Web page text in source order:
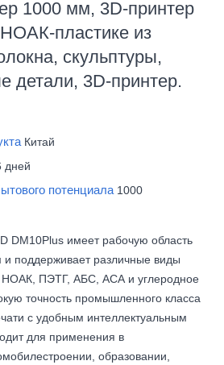
1000 мм, 3D-принтер
пластике из
скульптуры,
детали, 3D-принтер.
Китай
дней
потенциала 1000
DM10Plus имеет рабочую область
поддерживает различные виды
НОАК, ПЭТГ, АБС, АСА и углеродное
точность промышленного класса
с удобным интеллектуальным
для применения в
образовании,